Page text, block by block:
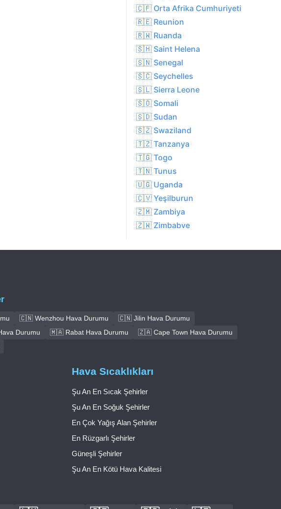
🇨🇫 Orta Afrika Cumhuriyeti
🇷🇪 Reunion
🇷🇼 Ruanda
🇸🇭 Saint Helena
🇸🇳 Senegal
🇸🇨 Seychelles
🇸🇱 Sierra Leone
🇸🇴 Somali
🇸🇩 Sudan
🇸🇿 Swaziland
🇹🇿 Tanzanya
🇹🇬 Togo
🇹🇳 Tunus
🇺🇬 Uganda
🇨🇻 Yeşilburun
🇿🇲 Zambiya
🇿🇼 Zimbabve
🇨🇳 Wenzhou Hava Durumu
🇨🇳 Jilin Hava Durumu
Durumu 🇲🇦 Rabat Hava Durumu
🇿🇦 Cape Town Hava Durumu
Hava Sıcaklıkları
Şu An En Sıcak Şehirler
Şu An En Soğuk Şehirler
En Çok Yağış Alan Şehirler
En Rüzgarlı Şehirler
Güneşli Şehirler
Şu An En Kötü Hava Kalitesi